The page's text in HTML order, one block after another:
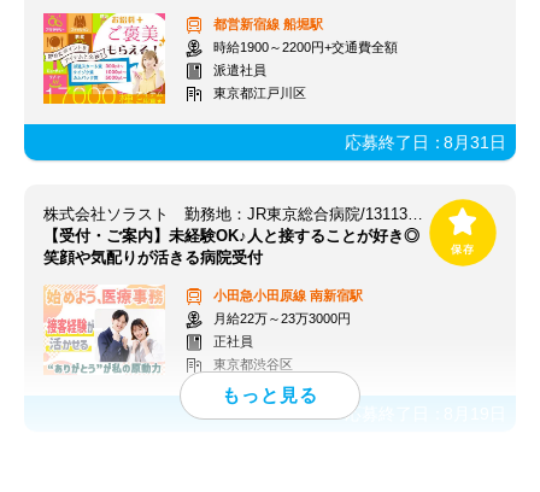
都営新宿線 船堀駅
時給1900～2200円+交通費全額
派遣社員
東京都江戸川区
応募終了日：8月31日
株式会社ソラスト 勤務地：JR東京総合病院/1311370071-045
【受付・ご案内】未経験OK♪人と接することが好き◎
笑顔や気配りが活きる病院受付
小田急小田原線 南新宿駅
月給22万～23万3000円
正社員
東京都渋谷区
応募終了日：